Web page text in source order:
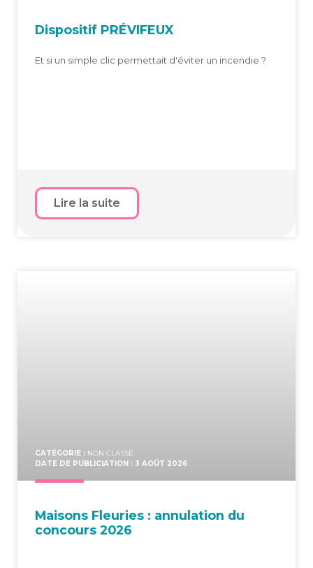
Dis­po­si­tif PRÉVIFEUX
Et si un simple clic permettait d'éviter un incendie ?
Lire la suite
CATÉGORIE : NON CLASSÉ
DATE DE PUBLICIATION : 3 AOÛT 2026
Mai­sons Fleu­ries : annu­la­tion du
concours 2026